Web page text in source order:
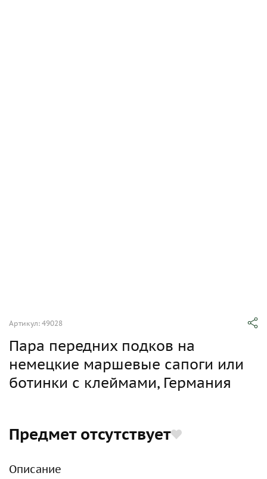
Артикул: 49028
Пара передних подков на
немецкие маршевые сапоги или
ботинки с клеймами, Германия
Предмет отсутствует
Описание